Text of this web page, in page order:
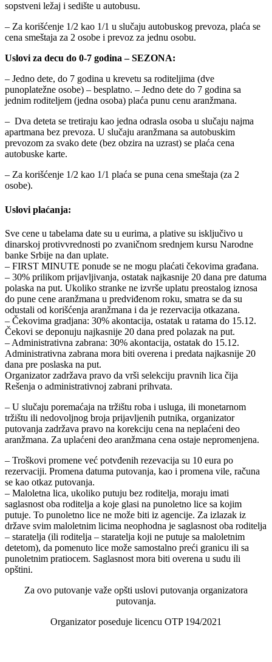
sopstveni ležaj i sedište u autobusu.
– Za korišćenje 1/2 kao 1/1 u slučaju autobuskog prevoza, plaća se
cena smeštaja za 2 osobe i prevoz za jednu osobu.
Uslovi za decu do 0-7 godina – SEZONA:
– Jedno dete, do 7 godina u krevetu sa roditeljima (dve
punoplatežne osobe) – besplatno. – Jedno dete do 7 godina sa
jednim roditeljem (jedna osoba) plaća punu cenu aranžmana.
– Dva deteta se tretiraju kao jedna odrasla osoba u slučaju najma
apartmana bez prevoza. U slučaju aranžmana sa autobuskim
prevozom za svako dete (bez obzira na uzrast) se plaća cena
autobuske karte.
– Za korišćenje 1/2 kao 1/1 plaća se puna cena smeštaja (za 2
osobe).
Uslovi plaćanja:
Sve cene u tabelama date su u eurima, a plative su isključivo u
dinarskoj protivvrednosti po zvaničnom srednjem kursu Narodne
banke Srbije na dan uplate.
– FIRST MINUTE ponude se ne mogu plaćati čekovima građana.
– 30% prilikom prijavljivanja, ostatak najkasnije 20 dana pre datuma
polaska na put. Ukoliko stranke ne izvrše uplatu preostalog iznosa
do pune cene aranžmana u predviđenom roku, smatra se da su
odustali od korišćenja aranžmana i da je rezervacija otkazana.
– Čekovima gradjana: 30% akontacija, ostatak u ratama do 15.12.
Čekovi se deponuju najkasnije 20 dana pred polazak na put.
– Administrativna zabrana: 30% akontacija, ostatak do 15.12.
Administrativna zabrana mora biti overena i predata najkasnije 20
dana pre poslaska na put.
Organizator zadržava pravo da vrši selekciju pravnih lica čija
Rešenja o administrativnoj zabrani prihvata.
– U slučaju poremaćaja na tržištu roba i usluga, ili monetarnom
tržištu ili nedovoljnog broja prijavljenih putnika, organizator
putovanja zadržava pravo na korekciju cena na neplaćeni deo
aranžmana. Za uplaćeni deo aranžmana cena ostaje nepromenjena.
– Troškovi promene već potvđenih rezevacija su 10 eura po
rezervaciji. Promena datuma putovanja, kao i promena vile, računa
se kao otkaz putovanja.
– Maloletna lica, ukoliko putuju bez roditelja, moraju imati
saglasnost oba roditelja a koje glasi na punoletno lice sa kojim
putuje. To punoletno lice ne može biti iz agencije. Za izlazak iz
države svim maloletnim licima neophodna je saglasnost oba roditelja
– staratelja (ili roditelja – staratelja koji ne putuje sa maloletnim
detetom), da pomenuto lice može samostalno preći granicu ili sa
punoletnim pratiocem. Saglasnost mora biti overena u sudu ili
opštini.
Za ovo putovanje važe opšti uslovi putovanja organizatora
putovanja.
Organizator poseduje licencu OTP 194/2021